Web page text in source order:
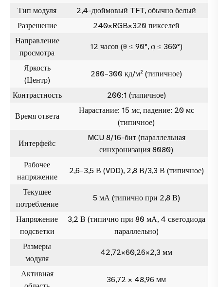
Тип модуля
2,4-дюймовый TFT, обычно белый
Разрешение
240×RGB×320 пикселей
Направление
просмотра
12 часов (θ ≤ 90°, φ ≤ 360°)
Яркость
(Центр)
280–300 кд/м² (типичное)
Контрастность 200:1 (типичное)
Время ответа
Нарастание: 15 мс, падение: 20 мс
(типичное)
Интерфейс
MCU 8/16-бит (параллельная
синхронизация 8080)
Рабочее
напряжение
2,6–3,5 В (VDD), 2,8 В/3,3 В (типичное)
Текущее
потребление
5 мА (типично при 2,8 В)
Напряжение
подсветки
3,2 В (типично при 80 мА, 4 светодиода
параллельно)
Размеры
модуля
42,72×60,26×2,3 мм
Активная
36,72 × 48,96 мм